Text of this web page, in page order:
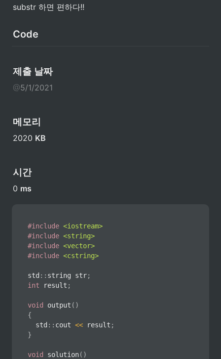
substr 하면 편하다!!
Code
제출 날짜
@5/1/2021
메모리
2020 KB
시간
0 ms
#include <iostream>
#include <string>
#include <vector>
#include <cstring>
std :: string str;
int result ;
void output ( )
{
	std
:: cout << result ;
}
void solution( )